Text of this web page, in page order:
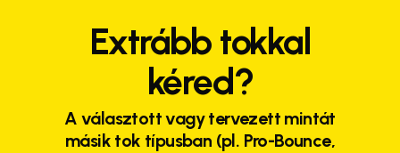
Extrább tokkal
kéred?
A választott vagy tervezett mintát
másik tok típusban (pl. Pro-Bounce,